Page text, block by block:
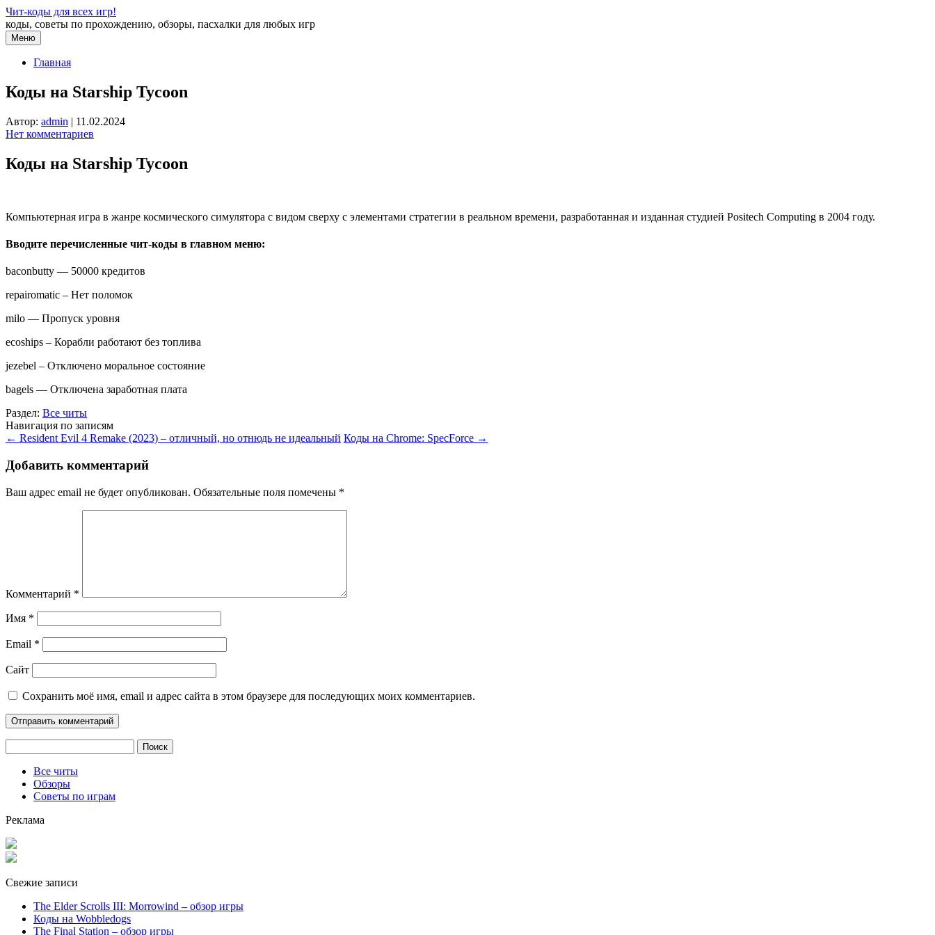
Перейти
к
содержимому
Чит-коды для всех игр!
коды, советы по прохождению, обзоры, пасхалки для любых игр
Меню
Главная
Коды на Starship Tycoon
Автор: admin | 11.02.2024
Нет комментариев
Коды на Starship Tycoon
Компьютерная игра в жанре космического симулятора с видом сверху с элементами стратегии в реальном времени, разработанная и изданная студией Positech Computing в 2004 году.
Вводите перечисленные чит-коды в главном меню:
baconbutty — 50000 кредитов
repairomatic – Нет поломок
milo — Пропуск уровня
ecoships – Корабли работают без топлива
jezebel – Отключено моральное состояние
bagels — Отключена заработная плата
Раздел: Все читы
Навигация по записям
← Resident Evil 4 Remake (2023) – отличный, но отнюдь не идеальный Коды на Chrome: SpecForce →
Добавить комментарий
Ваш адрес email не будет опубликован. Обязательные поля помечены *
Комментарий *
Имя *
Email *
Сайт
Сохранить моё имя, email и адрес сайта в этом браузере для последующих моих комментариев.
Все читы
Обзоры
Советы по играм
Реклама
Свежие записи
The Elder Scrolls III: Morrowind – обзор игры
Коды на Wobbledogs
The Final Station – обзор игры